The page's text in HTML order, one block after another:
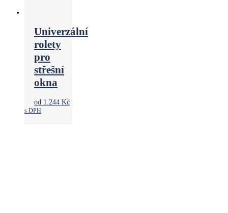
Univerzální
rolety
pro
střešní
okna
od 1.244 Kč
s DPH